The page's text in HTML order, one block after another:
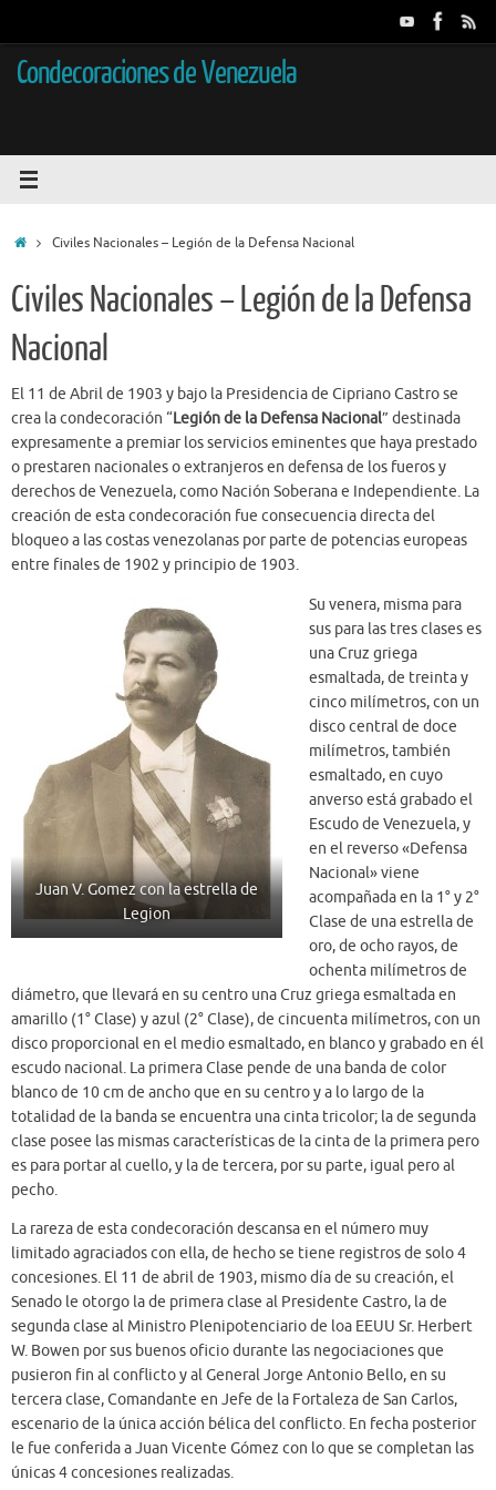
contenido
Condecoraciones de Venezuela
InicioCiviles Nacionales – Legión de la Defensa Nacional
Civiles Nacionales – Legión de la Defensa
Nacional
El 11 de Abril de 1903 y bajo la Presidencia de Cipriano Castro se
crea la condecoración “Legión de la Defensa Nacional” destinada
expresamente a premiar los servicios eminentes que haya prestado
o prestaren nacionales o extranjeros en defensa de los fueros y
derechos de Venezuela, como Nación Soberana e Independiente. La
creación de esta condecoración fue consecuencia directa del
bloqueo a las costas venezolanas por parte de potencias europeas
entre finales de 1902 y principio de 1903.
Juan V. Gomez con la estrella de
Legion
Su venera, misma para
sus para las tres clases es
una Cruz griega
esmaltada, de treinta y
cinco milímetros, con un
disco central de doce
milímetros, también
esmaltado, en cuyo
anverso está grabado el
Escudo de Venezuela, y
en el reverso «Defensa
Nacional» viene
acompañada en la 1° y 2°
Clase de una estrella de
oro, de ocho rayos, de
ochenta milímetros de
diámetro, que llevará en su centro una Cruz griega esmaltada en
amarillo (1° Clase) y azul (2° Clase), de cincuenta milímetros, con un
disco proporcional en el medio esmaltado, en blanco y grabado en él
escudo nacional. La primera Clase pende de una banda de color
blanco de 10 cm de ancho que en su centro y a lo largo de la
totalidad de la banda se encuentra una cinta tricolor; la de segunda
clase posee las mismas características de la cinta de la primera pero
es para portar al cuello, y la de tercera, por su parte, igual pero al
pecho.
La rareza de esta condecoración descansa en el número muy
limitado agraciados con ella, de hecho se tiene registros de solo 4
concesiones. El 11 de abril de 1903, mismo día de su creación, el
Senado le otorgo la de primera clase al Presidente Castro, la de
segunda clase al Ministro Plenipotenciario de loa EEUU Sr. Herbert
W. Bowen por sus buenos oficio durante las negociaciones que
pusieron fin al conflicto y al General Jorge Antonio Bello, en su
tercera clase, Comandante en Jefe de la Fortaleza de San Carlos,
escenario de la única acción bélica del conflicto. En fecha posterior
le fue conferida a Juan Vicente Gómez con lo que se completan las
únicas 4 concesiones realizadas.